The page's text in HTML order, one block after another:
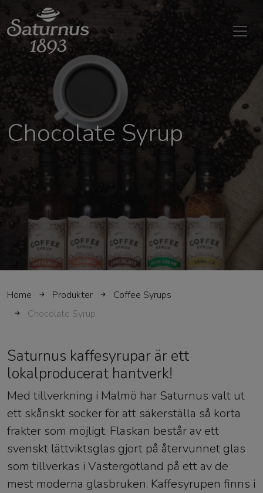
SKIP TO MAIN CONTENT
Chocolate Syrup
Home Produkter
Coffee Syrups
Chocolate Syrup
Saturnus kaffesyrupar är ett
lokalproducerat hantverk!
Med tillverkning i Malmö har Saturnus valt ut
ett skånskt socker för att säkerställa så korta
frakter som möjligt. Flaskan består av ett
svenskt lättviktsglas gjort på återvunnet glas
som tillverkas i Västergötland på ett av de
mest moderna glasbruken. Kaffesyrupen finns i